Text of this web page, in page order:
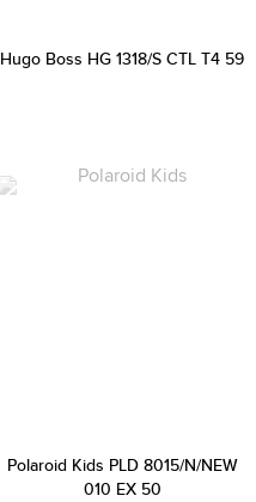
Hugo Boss HG 1318/S CTL T4 59
Polaroid Kids PLD 8015/N/NEW
010 EX 50